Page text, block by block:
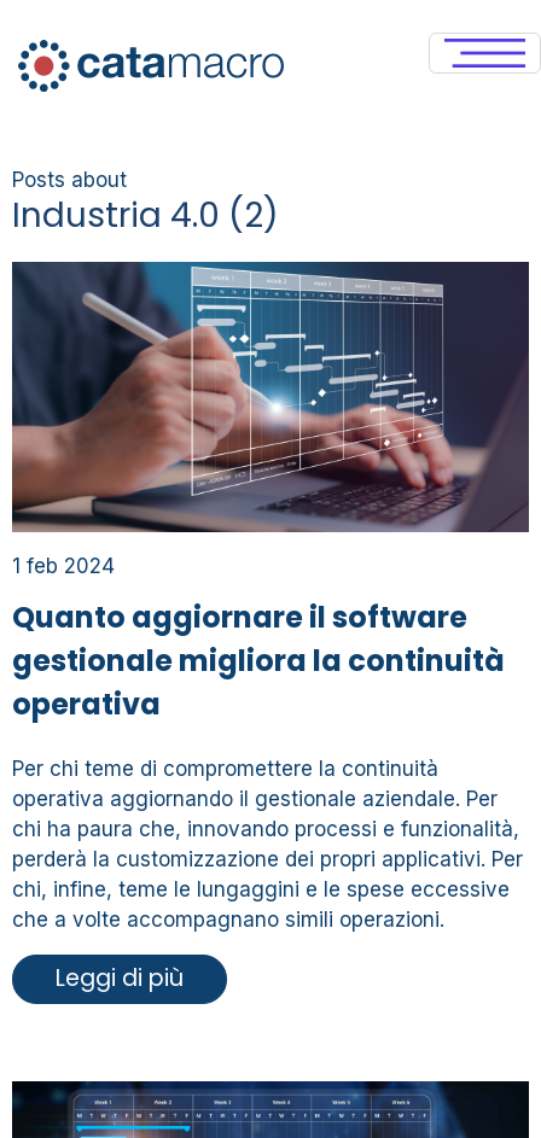
Posts about
Industria 4.0 (2)
1 feb 2024
Quanto aggiornare il software
gestionale migliora la continuità
operativa
Per chi teme di compromettere la continuità
operativa aggiornando il gestionale aziendale. Per
chi ha paura che, innovando processi e funzionalità,
perderà la customizzazione dei propri applicativi. Per
chi, infine, teme le lungaggini e le spese eccessive
che a volte accompagnano simili operazioni.
Leggi di più